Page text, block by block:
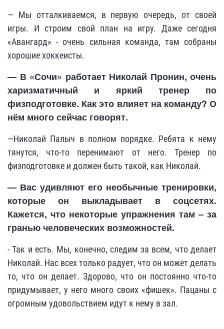
— Мы отталкиваемся, в первую очередь, от своей
игры. И строим свой план на игру. Даже сегодня
«Авангард» - очень сильная команда, там собраны
хорошие хоккеисты.
— В «Сочи» работает Николай Пронин, очень
харизматичный и яркий тренер по
физподготовке. Как это влияет на команду? О
нём много сейчас говорят.
—Николай Палыч в полном порядке. Ребята к нему
тянутся, что-то перенимают от него. Тренер по
физподготовке и должен быть такой, как Николай.
— Вас удивляют его необычные тренировки,
которые он выкладывает в соцсетях.
Кажется, что некоторые упражнения там – за
гранью человеческих возможностей.
- Так и есть. Мы, конечно, следим за всем, что делает
Николай. Нас всех только радует, что он может делать
то, что он делает. Здорово, что он постоянно что-то
придумывает, у него много своих «фишек». Пацаны с
огромным удовольствием идут к нему в зал.